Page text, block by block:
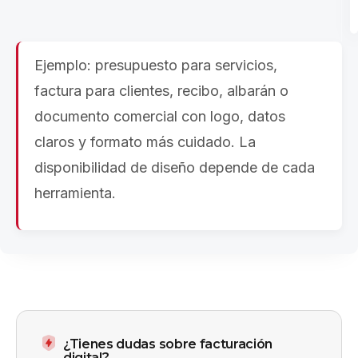
Ejemplo: presupuesto para servicios,
factura para clientes, recibo, albarán o
documento comercial con logo, datos
claros y formato más cuidado. La
disponibilidad de diseño depende de cada
herramienta.
¿Tienes dudas sobre facturación